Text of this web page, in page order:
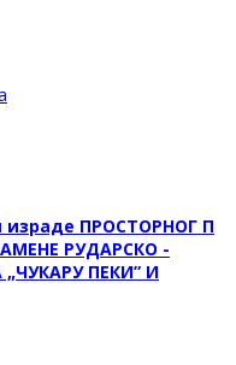
ПРОСТОРНОГ П
РУДАРСКО -
ПЕКИ” И